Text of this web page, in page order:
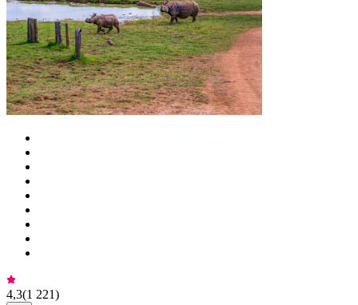
4,3(1 221)